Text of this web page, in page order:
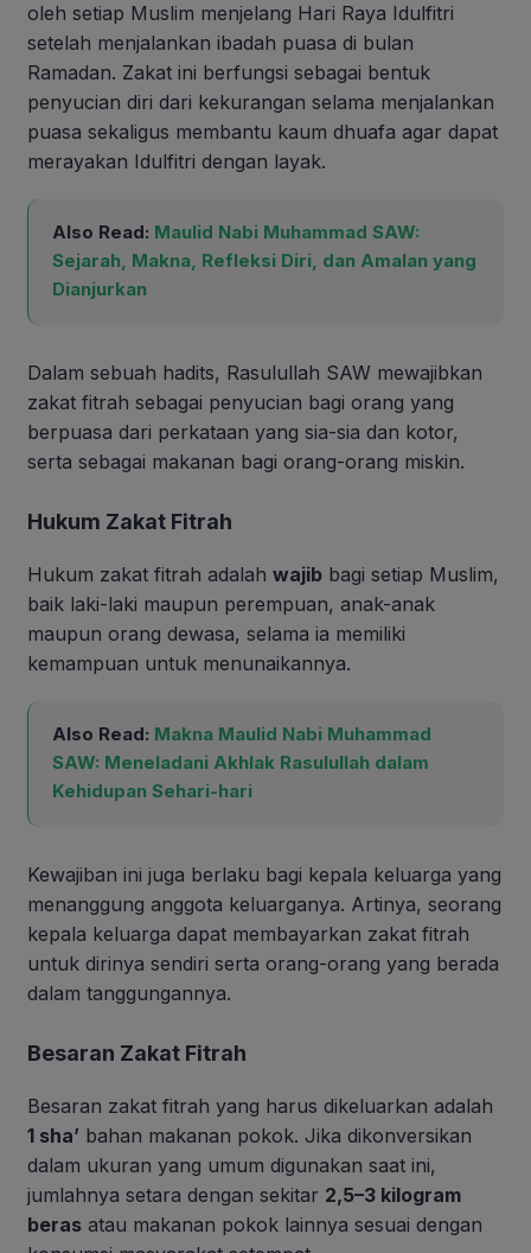
oleh setiap Muslim menjelang Hari Raya Idulfitri
setelah menjalankan ibadah puasa di bulan
Ramadan. Zakat ini berfungsi sebagai bentuk
penyucian diri dari kekurangan selama menjalankan
puasa sekaligus membantu kaum dhuafa agar dapat
merayakan Idulfitri dengan layak.
Also Read: Maulid Nabi Muhammad SAW:
Sejarah, Makna, Refleksi Diri, dan Amalan yang
Dianjurkan
Dalam sebuah hadits, Rasulullah SAW mewajibkan
zakat fitrah sebagai penyucian bagi orang yang
berpuasa dari perkataan yang sia-sia dan kotor,
serta sebagai makanan bagi orang-orang miskin.
Hukum Zakat Fitrah
Hukum zakat fitrah adalah wajib bagi setiap Muslim,
baik laki-laki maupun perempuan, anak-anak
maupun orang dewasa, selama ia memiliki
kemampuan untuk menunaikannya.
Also Read: Makna Maulid Nabi Muhammad
SAW: Meneladani Akhlak Rasulullah dalam
Kehidupan Sehari-hari
Kewajiban ini juga berlaku bagi kepala keluarga yang
menanggung anggota keluarganya. Artinya, seorang
kepala keluarga dapat membayarkan zakat fitrah
untuk dirinya sendiri serta orang-orang yang berada
dalam tanggungannya.
Besaran Zakat Fitrah
Besaran zakat fitrah yang harus dikeluarkan adalah
1 sha’ bahan makanan pokok. Jika dikonversikan
dalam ukuran yang umum digunakan saat ini,
jumlahnya setara dengan sekitar 2,5–3 kilogram
beras atau makanan pokok lainnya sesuai dengan